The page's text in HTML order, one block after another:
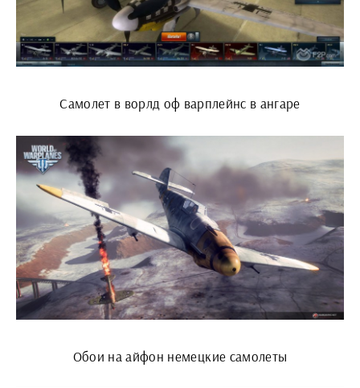
Самолет в ворлд оф варплейнс в ангаре
Обои на айфон немецкие самолеты